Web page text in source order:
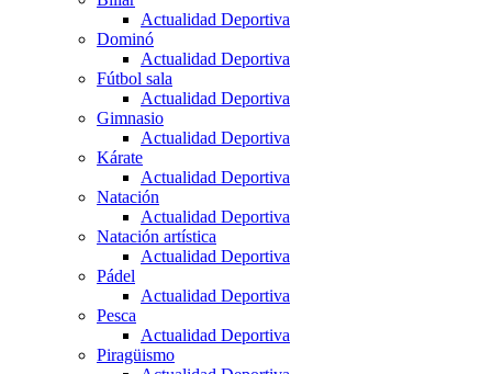
Actualidad Deportiva
Dominó
Actualidad Deportiva
Fútbol sala
Actualidad Deportiva
Gimnasio
Actualidad Deportiva
Kárate
Actualidad Deportiva
Natación
Actualidad Deportiva
Natación artística
Actualidad Deportiva
Pádel
Actualidad Deportiva
Pesca
Actualidad Deportiva
Piragüismo